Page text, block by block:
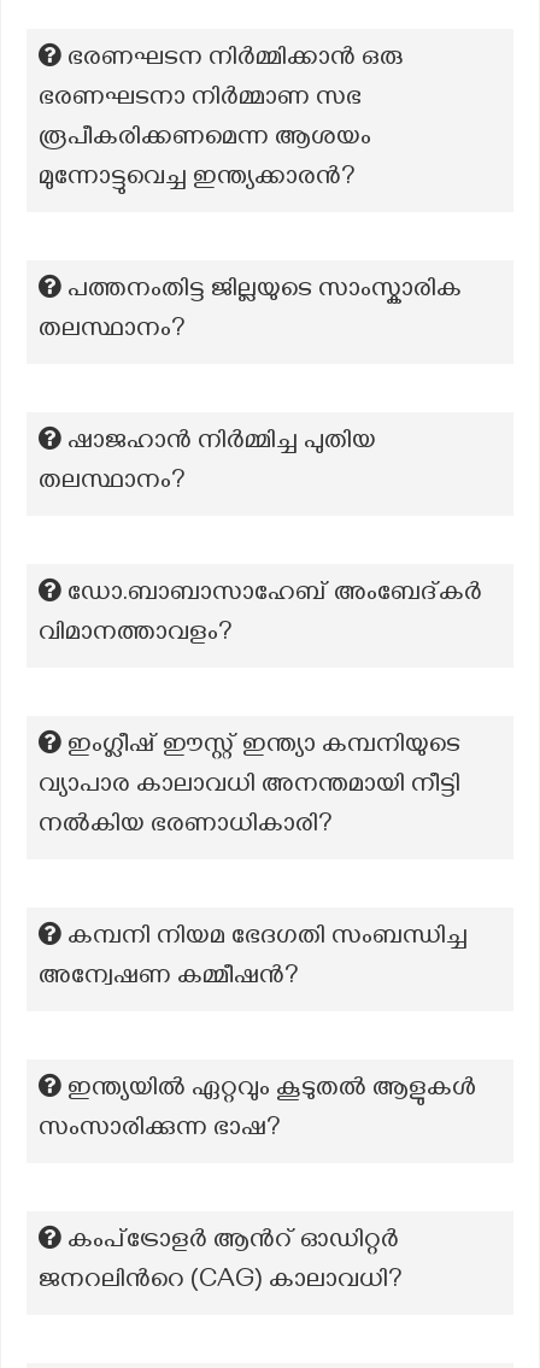
ഭരണഘടന നിർമ്മിക്കാൻ ഒരു
ഭരണഘടനാ നിർമ്മാണ സഭ
രൂപീകരിക്കണമെന്ന ആശയം
മുന്നോട്ടുവെച്ച ഇന്ത്യക്കാരൻ?
പത്തനംതിട്ട ജില്ലയുടെ സാംസ്കാരിക
തലസ്ഥാനം?
ഷാജഹാൻ നിർമ്മിച്ച പുതിയ
തലസ്ഥാനം?
ഡോ.ബാബാസാഹേബ് അംബേദ്കർ
വിമാനത്താവളം?
ഇംഗ്ലീഷ് ഈസ്റ്റ് ഇന്ത്യാ കമ്പനിയുടെ
വ്യാപാര കാലാവധി അനന്തമായി നീട്ടി
നൽകിയ ഭരണാധികാരി?
കമ്പനി നിയമ ഭേദഗതി സംബന്ധിച്ച
അന്വേഷണ കമ്മീഷന്‍?
ഇന്ത്യയിൽ ഏറ്റവും കൂടുതൽ ആളുകൾ
സംസാരിക്കുന്ന ഭാഷ?
കംപ്ട്രോളർ ആന്‍റ് ഓഡിറ്റർ
ജനറലിന്‍റെ (CAG) കാലാവധി?